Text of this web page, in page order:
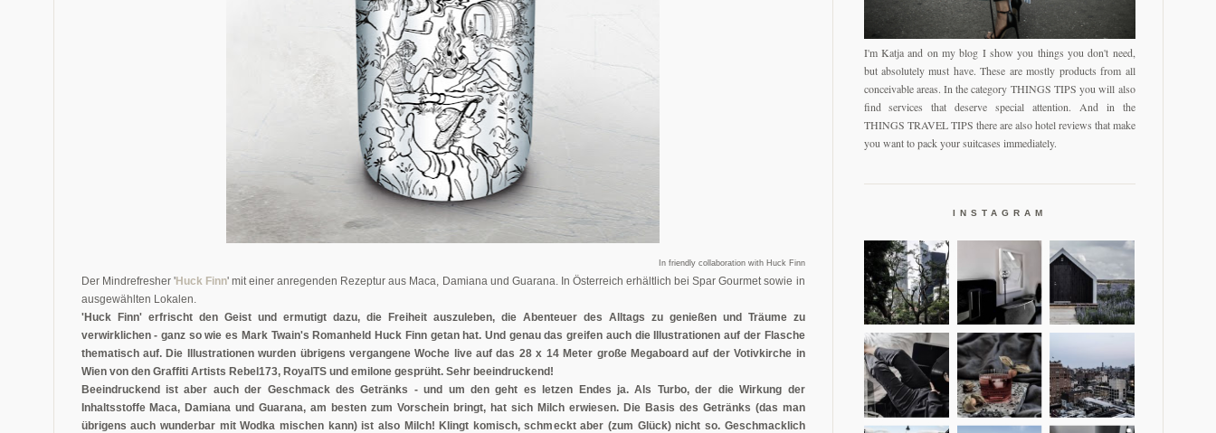
In friendly collaboration with Huck Finn
Der Mindrefresher 'Huck Finn' mit einer anregenden Rezeptur aus Maca, Damiana und Guarana. In Österreich erhältlich bei Spar Gourmet sowie in
ausgewählten Lokalen.
'Huck Finn' erfrischt den Geist und ermutigt dazu, die Freiheit auszuleben, die Abenteuer des Alltags zu genießen und Träume zu
verwirklichen - ganz so wie es Mark Twain's Romanheld Huck Finn getan hat. Und genau das greifen auch die Illustrationen auf der Flasche
thematisch auf. Die Illustrationen wurden übrigens vergangene Woche live auf das 28 x 14 Meter große Megaboard auf der Votivkirche in
Wien von den Graffiti Artists Rebel173, RoyalTS und emilone gesprüht. Sehr beeindruckend!
Beeindruckend ist aber auch der Geschmack des Getränks - und um den geht es letzen Endes ja. Als Turbo, der die Wirkung der
Inhaltsstoffe Maca, Damiana und Guarana, am besten zum Vorschein bringt, hat sich Milch erwiesen. Die Basis des Getränks (das man
übrigens auch wunderbar mit Wodka mischen kann) ist also Milch! Klingt komisch, schmeckt aber (zum Glück) nicht so. Geschmacklich
I'm Katja and on my blog I show you things you don't need,
but absolutely must have. These are mostly products from all
conceivable areas. In the category THINGS TIPS you will also
find services that deserve special attention. And in the
THINGS TRAVEL TIPS there are also hotel reviews that make
you want to pack your suitcases immediately.
INSTAGRAM